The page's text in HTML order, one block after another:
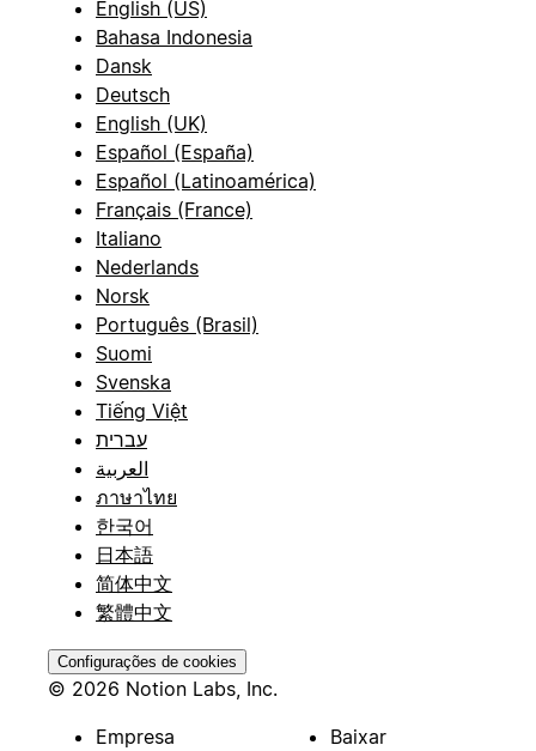
English (US)
Bahasa Indonesia
Dansk
Deutsch
English (UK)
Español (España)
Español (Latinoamérica)
Français (France)
Italiano
Nederlands
Norsk
Português (Brasil)
Suomi
Svenska
Tiếng Việt
עברית
العربية
ภาษาไทย
한국어
日本語
简体中文
繁體中文
Configurações de cookies
© 2026 Notion Labs, Inc.
Empresa
Baixar